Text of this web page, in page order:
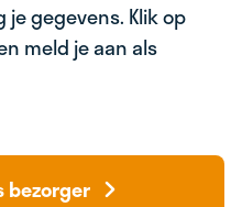
je gegevens. Klik op
meld je aan als
bezorger